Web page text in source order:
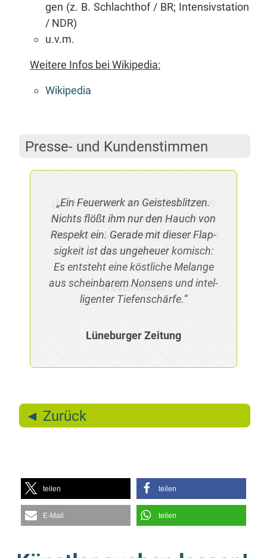
gen (z. B. Schlacht­hof /​ BR; In­ten­siv­sta­ti­on
/​ NDR)
u.v.m.
Wei­te­re In­fos bei Wikipedia:
Wi­ki­pe­dia
Pres­se- und Kundenstimmen
„Ein Feu­er­werk an Geis­tes­blit­zen.
Nichts flößt ihm nur den Hauch von
Re­spekt ein. Ge­ra­de mit die­ser Flap­
sig­keit ist das un­ge­heu­er ko­misch:
Es ent­steht ei­ne köst­li­che Me­lan­ge
aus schein­ba­rem Non­sens und in­tel­
li­gen­ter Tiefenschärfe.“
Lü­ne­bur­ger Zeitung
◄ Zu­rück
tei­len tei­len
E‑Mail tei­len